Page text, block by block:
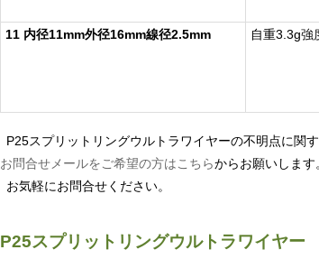
11 内径11mm外径16mm線径2.5mm 自重3.3g強
P25スプリットリングウルトラワイヤーの不明点に関
お問合せメールをご希望の方はこちらからお願いします
お気軽にお問合せください。
P25スプリットリングウルトラワイヤー